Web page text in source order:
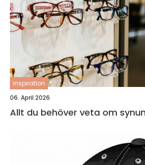
inspiration
06. April 2026
Allt du behöver veta om